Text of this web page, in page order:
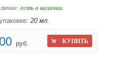
есть в наличии
20 мл.
руб. КУПИТЬ